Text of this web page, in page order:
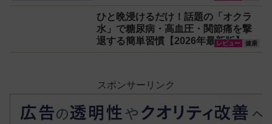
ひと晩浸けるだけ！話題の「オクラ
水」で糖尿病・高血圧・関節痛を撃
退する簡単習慣【2026年最新版】
レビュー 健康
スポンサーリンク